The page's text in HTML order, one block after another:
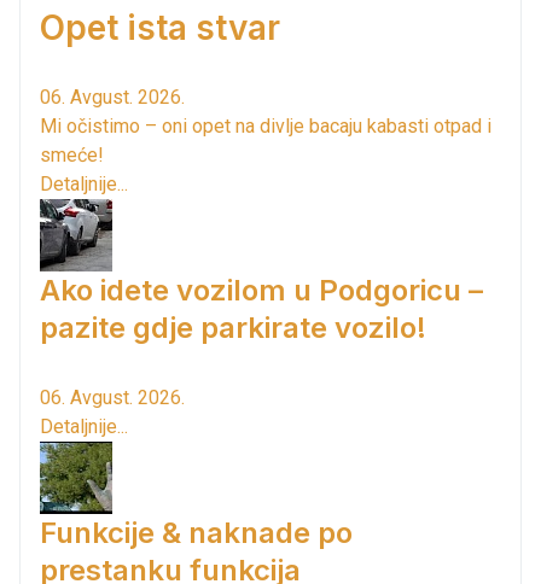
Opet ista stvar
06. Avgust. 2026.
Mi očistimo – oni opet na divlje bacaju kabasti otpad i
smeće!
Detaljnije...
Ako idete vozilom u Podgoricu –
pazite gdje parkirate vozilo!
06. Avgust. 2026.
Detaljnije...
Funkcije & naknade po
prestanku funkcija